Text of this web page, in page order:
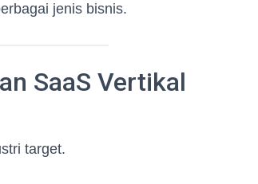
jenis bisnis.
SaaS Vertikal
target.